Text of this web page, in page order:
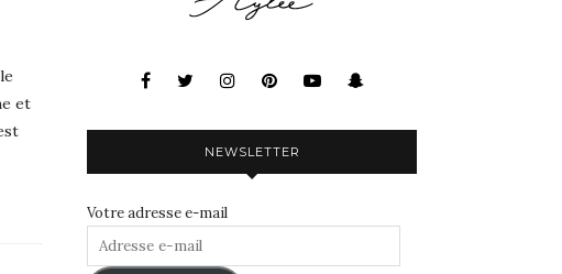
et
NEWSLETTER
Votre adresse e-mail
Adresse